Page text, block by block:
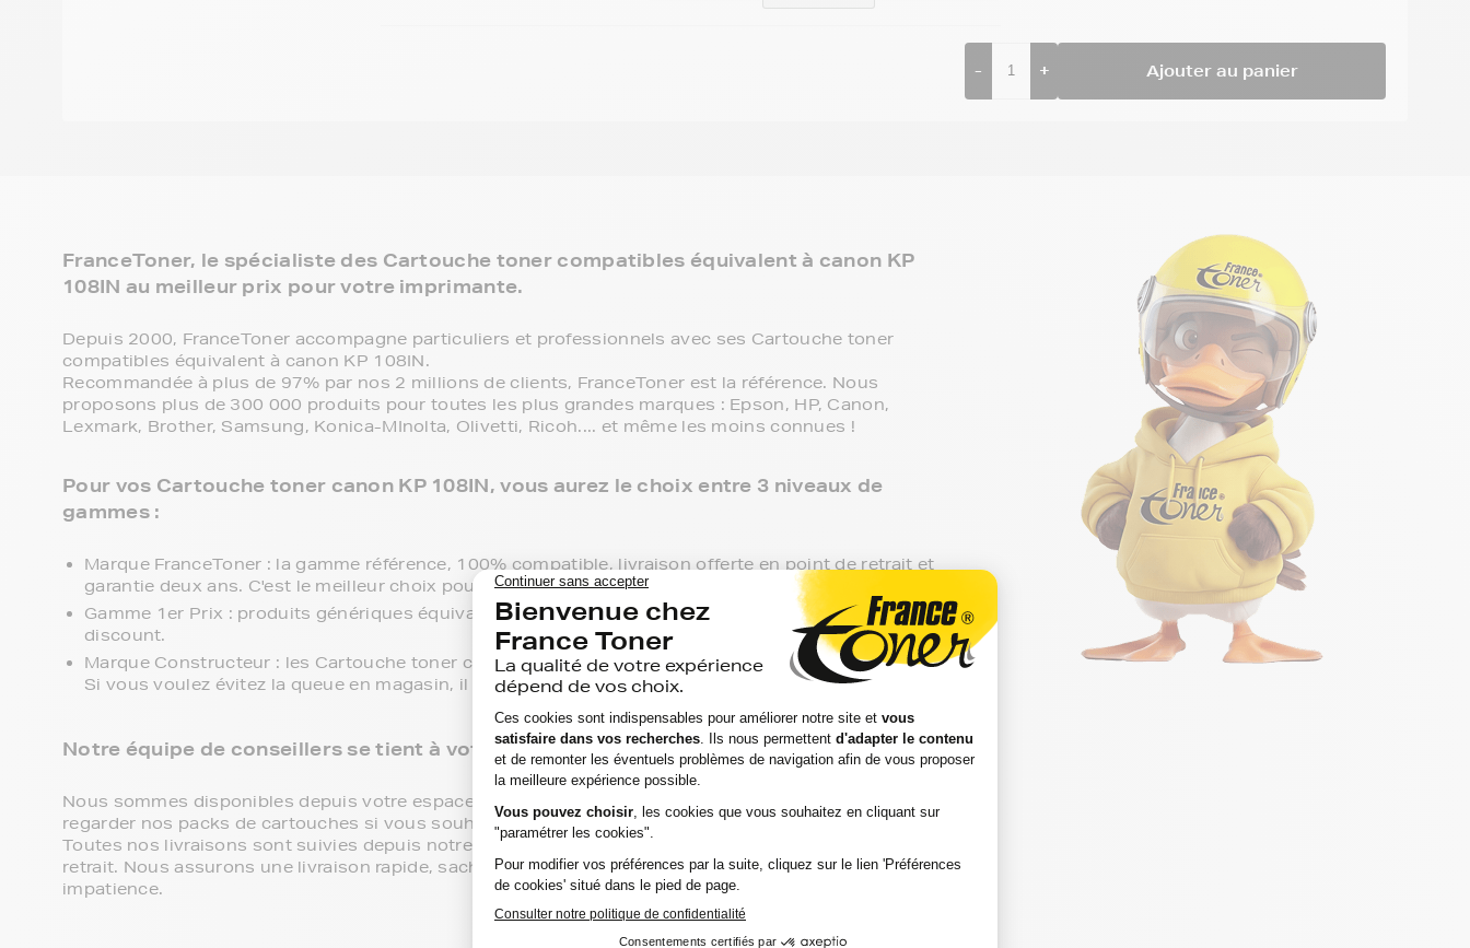
- + Ajouter au panier
FranceToner, le spécialiste des Cartouche toner compatibles équivalent à canon KP
108IN au meilleur prix pour votre imprimante.
Depuis 2000, FranceToner accompagne particuliers et professionnels avec ses Cartouche toner
compatibles équivalent à canon KP 108IN.
Recommandée à plus de 97% par nos 2 millions de clients, FranceToner est la référence. Nous
proposons plus de 300 000 produits pour toutes les plus grandes marques : Epson, HP, Canon,
Lexmark, Brother, Samsung, Konica-MInolta, Olivetti, Ricoh.... et même les moins connues !
Pour vos Cartouche toner canon KP 108IN, vous aurez le choix entre 3 niveaux de
gammes :
Marque FranceToner : la gamme référence, 100% compatible, livraison offerte en point de retrait et
garantie deux ans. C'est le meilleur choix pour obtenir une haute qualité à bas prix.
Gamme 1er Prix : produits génériques équivalents à vos Cartouche toner canon KP 108IN à prix
discount.
Marque Constructeur : les Cartouche toner canon KP 108IN du constructeur de votre imprimante.
Si vous voulez évitez la queue en magasin, il vous suffit de commander ici.
Notre équipe de conseillers se tient à votre disposition si vous avez des questions.
Nous sommes disponibles depuis votre espace client ou directement par téléphone. N'hésitez pas à
regarder nos packs de cartouches si vous souhaitez optimiser le coût à la feuille imprimée.
Toutes nos livraisons sont suivies depuis notre entrepôt à leur arrivée chez vous ou au point de
retrait. Nous assurons une livraison rapide, sachant que votre commande est souvent attendue avec
impatience.